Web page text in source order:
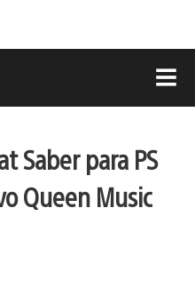
Saber para PS
Queen Music